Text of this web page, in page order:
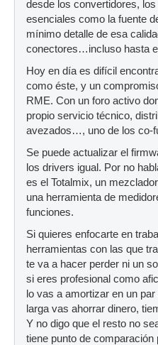
desde los convertidores,
esenciales como la fuente
mínimo detalle de esa
conectores…incluso hasta
Hoy en día es difícil
como éste, y un
RME. Con un foro activo
propio servicio técnico,
avezados…, uno de los co-
Se puede actualizar el
los drivers igual. Por no
es el Totalmix, un
una herramienta de
funciones.
Si quieres enfocarte en
herramientas con las que
te va a hacer perder ni un
si eres profesional como
lo vas a amortizar en un
larga vas ahorrar dinero,
Y no digo que el resto no
tiene punto de